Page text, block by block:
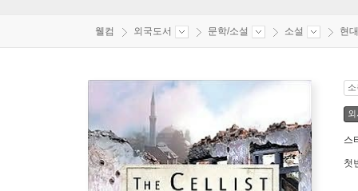
웰컴 외국도서 문학/소설 소설 현
스
첫